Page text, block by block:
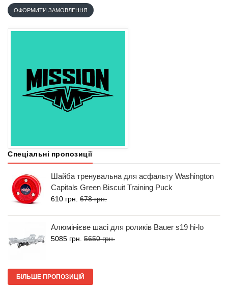
ОФОРМИТИ ЗАМОВЛЕННЯ
Спеціальні пропозиції
Шайба тренувальна для асфальту Washington
Capitals Green Biscuit Training Puck
610 грн. 678 грн.
Алюмінієве шасі для роликів Bauer s19 hi-lo
5085 грн. 5650 грн.
БІЛЬШЕ ПРОПОЗИЦІЙ